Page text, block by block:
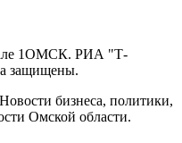
1ОМСК. РИА "Т-
защищены.
бизнеса, политики,
Омской области.